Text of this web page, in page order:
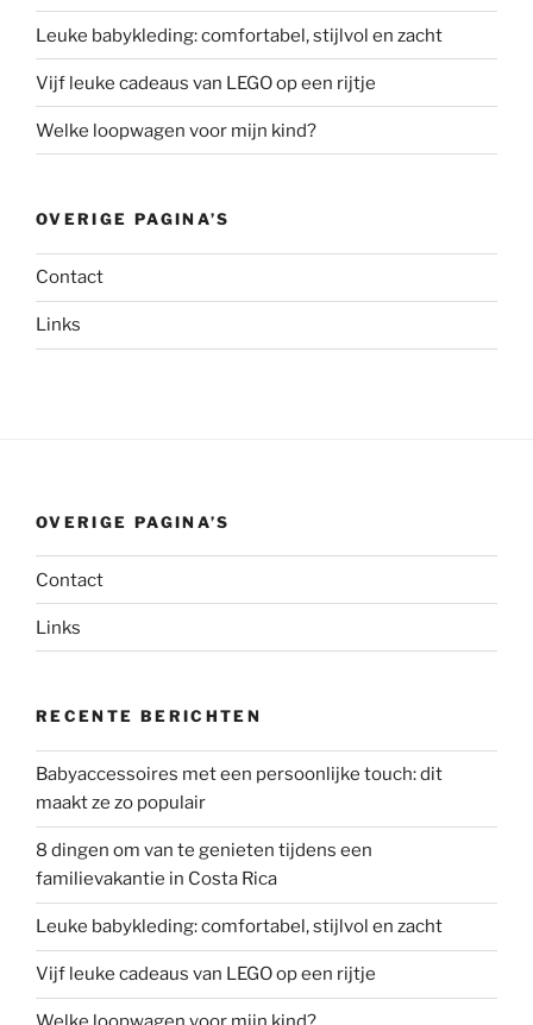
Leuke babykleding: comfortabel, stijlvol en zacht
Vijf leuke cadeaus van LEGO op een rijtje
Welke loopwagen voor mijn kind?
OVERIGE PAGINA’S
Contact
Links
OVERIGE PAGINA’S
Contact
Links
RECENTE BERICHTEN
Babyaccessoires met een persoonlijke touch: dit
maakt ze zo populair
8 dingen om van te genieten tijdens een
familievakantie in Costa Rica
Leuke babykleding: comfortabel, stijlvol en zacht
Vijf leuke cadeaus van LEGO op een rijtje